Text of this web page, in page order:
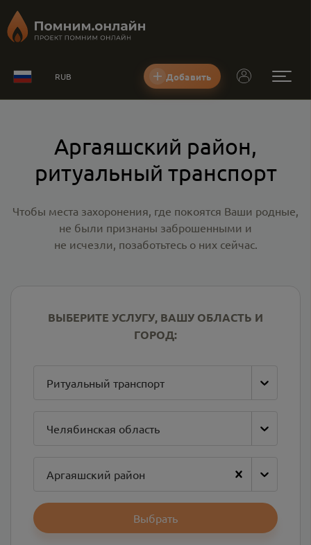
RUB Добавить
Аргаяшский район,
ритуальный транспорт
Чтобы места захоронения, где покоятся Ваши родные,
не были признаны заброшенными и
не исчезли, позаботьтесь о них сейчас.
ВЫБЕРИТЕ УСЛУГУ, ВАШУ ОБЛАСТЬ И
ГОРОД:
Ритуальный транспорт
Челябинская область
Аргаяшский район
Выбрать